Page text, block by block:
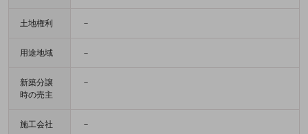
土地権利 －
用途地域 －
新築分譲
時の売主
－
施工会社 －